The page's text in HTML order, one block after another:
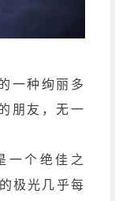
一种绚丽多
朋友，无一
一个绝佳之
极光几乎每